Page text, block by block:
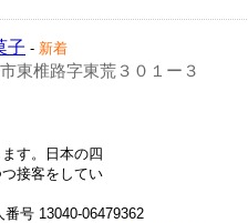
子 - 新着
東椎路字東荒３０１ー３
す。日本の四
接客をしてい
号 13040-06479362